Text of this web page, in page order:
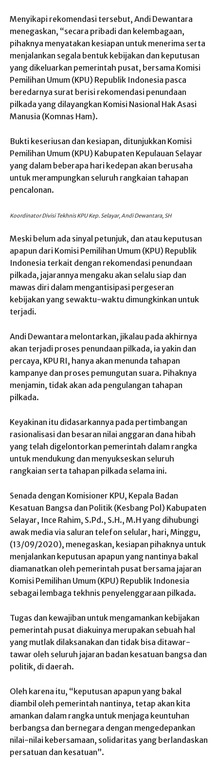
Menyikapi rekomendasi tersebut, Andi Dewantara
menegaskan, “secara pribadi dan kelembagaan,
pihaknya menyatakan kesiapan untuk menerima serta
menjalankan segala bentuk kebijakan dan keputusan
yang dikeluarkan pemerintah pusat, bersama Komisi
Pemilihan Umum (KPU) Republik Indonesia pasca
beredarnya surat berisi rekomendasi penundaan
pilkada yang dilayangkan Komisi Nasional Hak Asasi
Manusia (Komnas Ham).
Bukti keseriusan dan kesiapan, ditunjukkan Komisi
Pemilihan Umum (KPU) Kabupaten Kepulauan Selayar
yang dalam beberapa hari kedepan akan berusaha
untuk merampungkan seluruh rangkaian tahapan
pencalonan.
Koordinator Divisi Tekhnis KPU Kep. Selayar, Andi Dewantara, SH
Meski belum ada sinyal petunjuk, dan atau keputusan
apapun dari Komisi Pemilihan Umum (KPU) Republik
Indonesia terkait dengan rekomendasi penundaan
pilkada, jajarannya mengaku akan selalu siap dan
mawas diri dalam mengantisipasi pergeseran
kebijakan yang sewaktu-waktu dimungkinkan untuk
terjadi.
Andi Dewantara melontarkan, jikalau pada akhirnya
akan terjadi proses penundaan pilkada, ia yakin dan
percaya, KPU RI, hanya akan menunda tahapan
kampanye dan proses pemungutan suara. Pihaknya
menjamin, tidak akan ada pengulangan tahapan
pilkada.
Keyakinan itu didasarkannya pada pertimbangan
rasionalisasi dan besaran nilai anggaran dana hibah
yang telah digelontorkan pemerintah dalam rangka
untuk mendukung dan menyukseskan seluruh
rangkaian serta tahapan pilkada selama ini.
Senada dengan Komisioner KPU, Kepala Badan
Kesatuan Bangsa dan Politik (Kesbang Pol) Kabupaten
Selayar, Ince Rahim, S.Pd., S.H., M.H yang dihubungi
awak media via saluran telefon selular, hari, Minggu,
(13/09/2020), menegaskan, kesiapan pihaknya untuk
menjalankan keputusan apapun yang nantinya bakal
diamanatkan oleh pemerintah pusat bersama jajaran
Komisi Pemilihan Umum (KPU) Republik Indonesia
sebagai lembaga tekhnis penyelenggaraan pilkada.
Tugas dan kewajiban untuk mengamankan kebijakan
pemerintah pusat diakuinya merupakan sebuah hal
yang mutlak dilaksanakan dan tidak bisa ditawar-
tawar oleh seluruh jajaran badan kesatuan bangsa dan
politik, di daerah.
Oleh karena itu, “keputusan apapun yang bakal
diambil oleh pemerintah nantinya, tetap akan kita
amankan dalam rangka untuk menjaga keuntuhan
berbangsa dan bernegara dengan mengedepankan
nilai-nilai kebersamaan, solidaritas yang berlandaskan
persatuan dan kesatuan”.